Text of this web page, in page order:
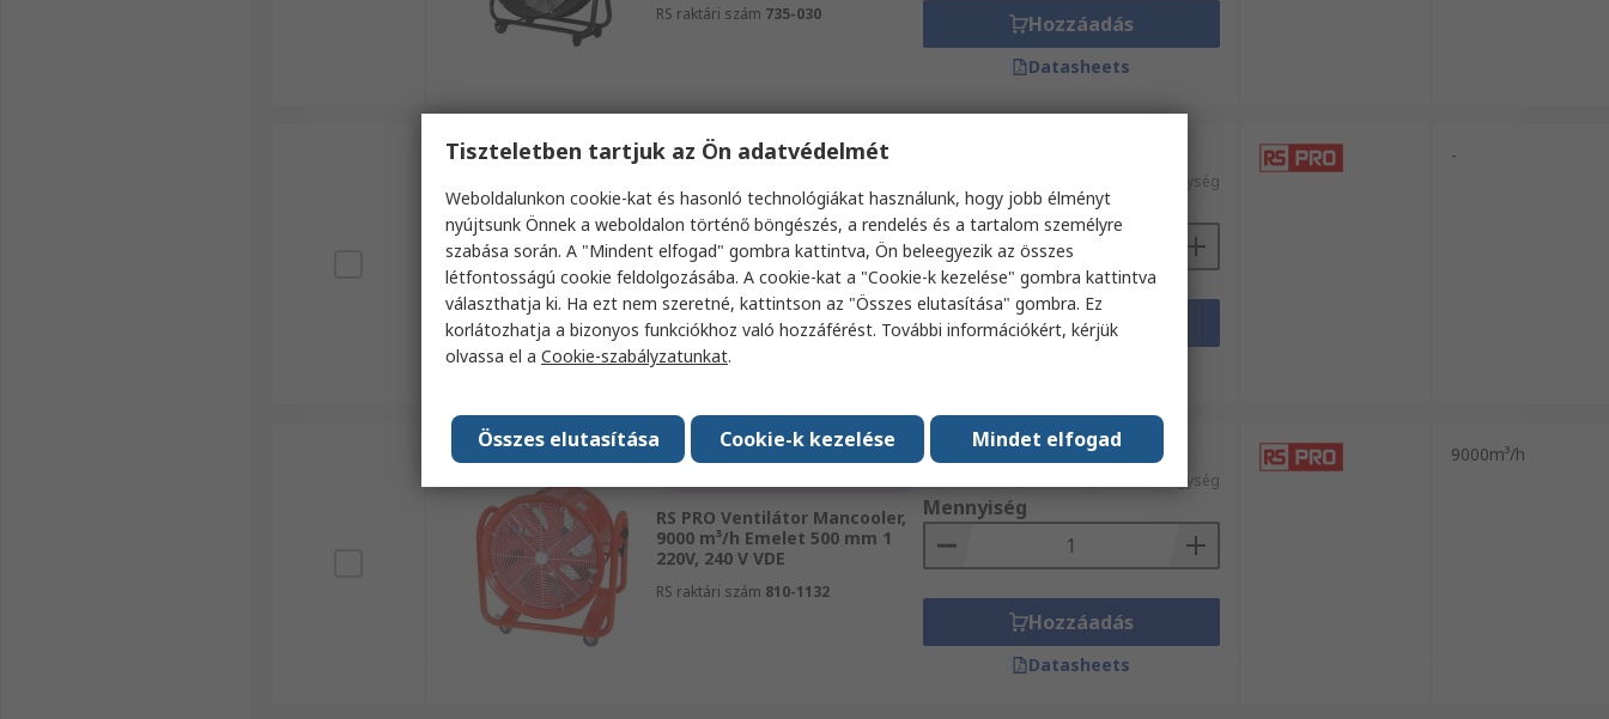
RS raktári szám 735-030 Hozzáadás
Datasheets
Átmenetileg nincsen
RS PRO Asztali ventilátor
Emelet 450 mm 3 230V ac G
típusú – brit 3 érintkezős
RS raktári szám 179-2262
45 041 Ft/egység
Mennyiség
Hozzáadás
-
Átmenetileg nincsen
RS PRO Ventilátor Mancooler,
9000 m³/h Emelet 500 mm 1
220V, 240 V VDE
RS raktári szám 810-1132
Részösszeg (1 egység)
182 209 Ft/egység
Mennyiség
Hozzáadás
Datasheets
9000m³/h
Tiszteletben tartjuk az Ön adatvédelmét
Weboldalunkon cookie-kat és hasonló technológiákat használunk, hogy jobb élményt
nyújtsunk Önnek a weboldalon történő böngészés, a rendelés és a tartalom személyre
szabása során. A "Mindent elfogad" gombra kattintva, Ön beleegyezik az összes
létfontosságú cookie feldolgozásába. A cookie-kat a "Cookie-k kezelése" gombra kattintva
választhatja ki. Ha ezt nem szeretné, kattintson az "Összes elutasítása" gombra. Ez
korlátozhatja a bizonyos funkciókhoz való hozzáférést. További információkért, kérjük
olvassa el a Cookie-szabályzatunkat.
Mindet elfogad
Cookie-k kezelése
Összes elutasítása